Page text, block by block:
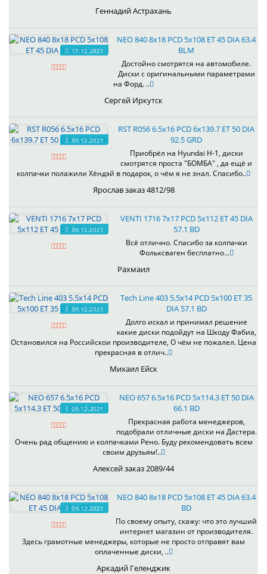
Геннадий Астрахань
17.12.2021
NEO 840 8x18 PCD 5x108 ET 45 DIA 63.4
BLM
Достойно смотрятся на автомобиле.
Диски с оригинальными параметрами
на Форд. ..
Сергей Иркутск
09.12.2021
RST R056 6.5x16 PCD 6x139.7 ET 50 DIA
92.5 GRD
Приобрёл на Hyundai H-1, диски
смотрятся проста "БОМБА" , да ещё и
колпачки полажили Хёндэй в подарок, о чём я не знал. Спасибо..
Ярослав заказ 4812/98
09.12.2021
VENTI 1716 7x17 PCD 5x112 ET 45 DIA
57.1 BD
Всё отлично. Спасибо за колпачки
Фольксваген бесплатно...
Рахмаил
09.12.2021
Tech Line 403 5.5x14 PCD 5x100 ET 35
DIA 57.1 BD
Долго искал и принимал решение
какие диски подойдут на Шкоду Фабиа,
Остановился на Российскои производителе, О чём не пожалел. Цена
прекрасная в отлич..
Михаил Ейск
09.12.2021
NEO 657 6.5x16 PCD 5x114.3 ET 50 DIA
66.1 BD
Прекрасная работа менеджеров,
подобрали отличные диски на Дастера.
Очень рад общению и колпачками Рено. Буду рекомендовать всем
своим друзьям!..
Алексей заказ 2089/44
09.12.2021
NEO 840 8x18 PCD 5x108 ET 45 DIA 63.4
BD
По своему опыту, скажу: что это лучший
интернет магазин от производителя.
Здесь грамотные менеджеры, которые не просто отправят вам
оплаченные диски, ..
Аркадий Геленджик